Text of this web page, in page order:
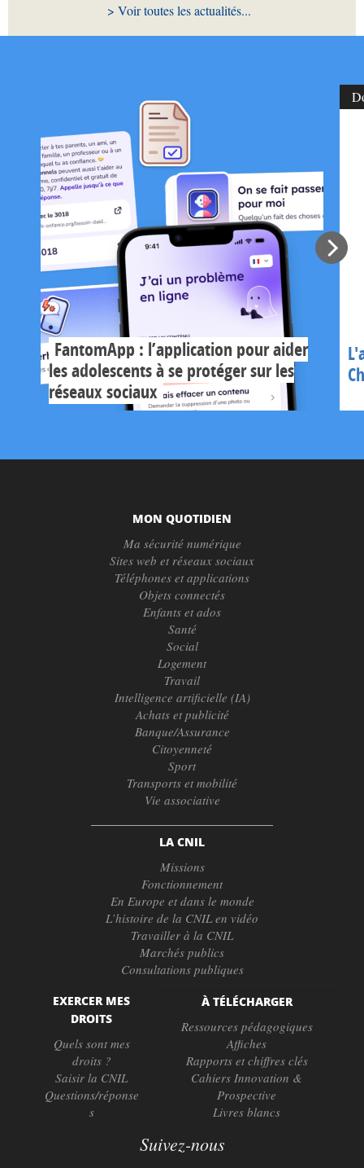
Voir toutes les actualités
FantomApp : l’application pour aider
les adolescents à se protéger sur les
réseaux sociaux
MON QUOTIDIEN
Ma sécurité numérique
Sites web et réseaux sociaux
Téléphones et applications
Objets connectés
Enfants et ados
Santé
Social
Logement
Travail
Intelligence artificielle (IA)
Achats et publicité
Banque/Assurance
Citoyenneté
Sport
Transports et mobilité
Vie associative
LA CNIL
Missions
Fonctionnement
En Europe et dans le monde
L’histoire de la CNIL en vidéo
Travailler à la CNIL
Marchés publics
Consultations publiques
EXERCER MES
DROITS
Quels sont mes
droits ?
Saisir la CNIL
Questions/réponse
s
À TÉLÉCHARGER
Ressources pédagogiques
Affiches
Rapports et chiffres clés
Cahiers Innovation &
Prospective
Livres blancs
Suivez-nous